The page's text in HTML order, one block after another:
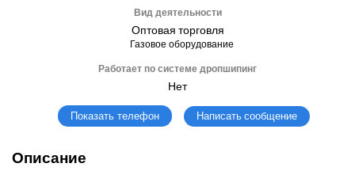
Вид деятельности
Оптовая торговля
Газовое оборудование
Работает по системе дропшипинг
Нет
Показать телефон Написать сообщение
Описание